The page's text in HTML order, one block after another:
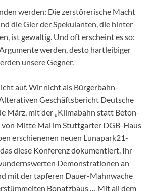
werden: Die zerstörerische Macht
die Gier der Spekulanten, die hinter
ist gewaltig. Und oft erscheint es so:
werden, desto hartleibiger
unsere Gegner.
auf. Wir nicht als Bürgerbahn-
Geschäftsbericht Deutsche
März, mit der „Klimabahn statt Beton-
von Mitte Mai im Stuttgarter DGB-Haus
erschienenen neuen Lunapark21-
diese Konferenz dokumentiert. Ihr
Demonstrationen an
mit der tapferen Dauer-Mahnwache
Bonatzbaus … Mit all dem